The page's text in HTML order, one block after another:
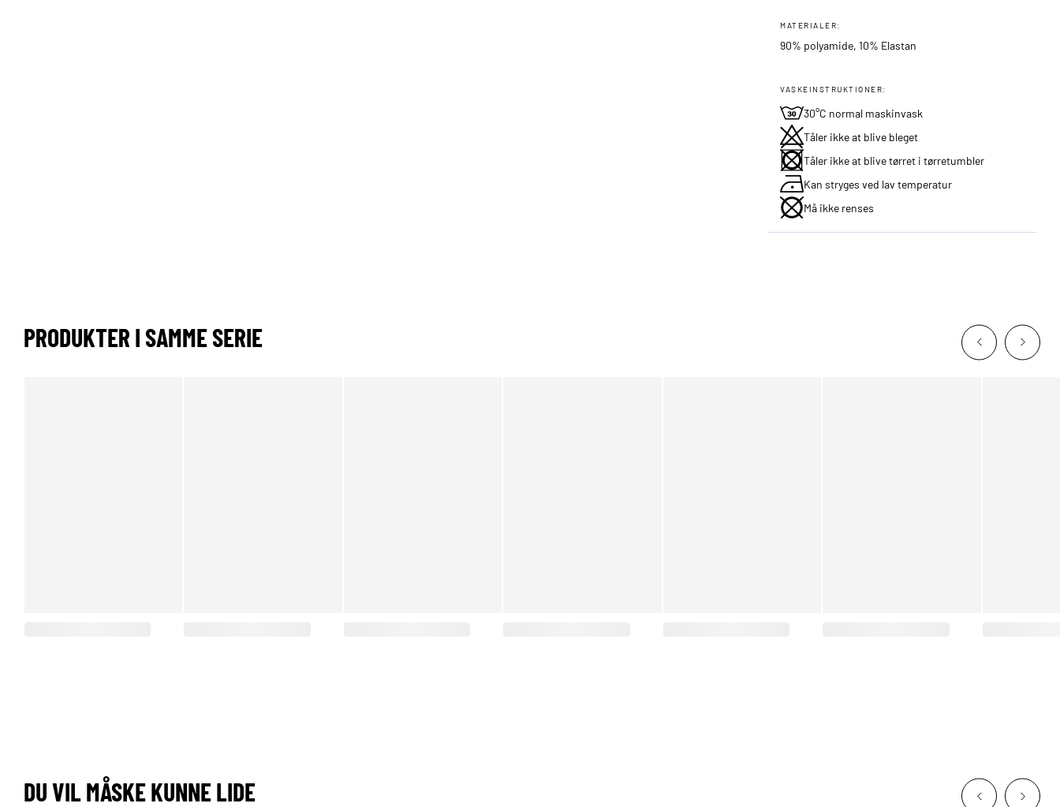
MATERIALER:
90% polyamide, 10% Elastan
VASKEINSTRUKTIONER:
30°C normal maskinvask
Tåler ikke at blive bleget
Tåler ikke at blive tørret i tørretumbler
Kan stryges ved lav temperatur
Må ikke renses
PRODUKTER I SAMME SERIE
DU VIL MÅSKE KUNNE LIDE